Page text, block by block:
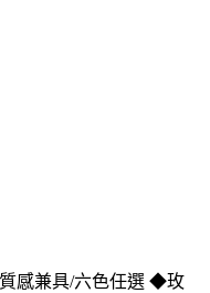
感兼具/六色任選 ◆玫